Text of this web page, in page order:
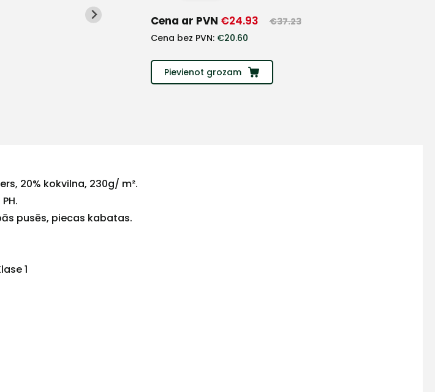
Cena ar PVN €24.93 €37.23
Cena bez PVN: €20.60
Pievienot grozam
20% kokvilna, 230g/ m².
pusēs, piecas kabatas.
1Sazinies